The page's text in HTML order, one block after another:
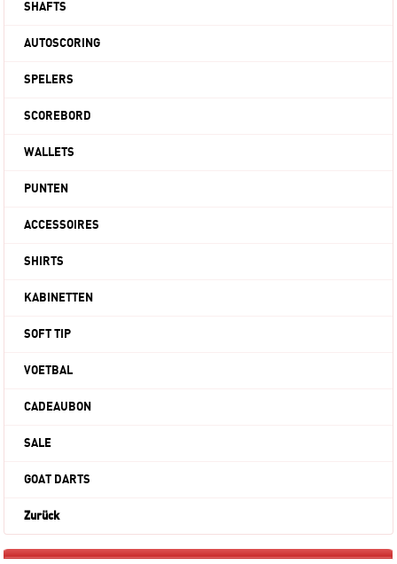
SHAFTS
AUTOSCORING
SPELERS
SCOREBORD
WALLETS
PUNTEN
ACCESSOIRES
SHIRTS
KABINETTEN
SOFT TIP
VOETBAL
CADEAUBON
SALE
GOAT DARTS
Zurück